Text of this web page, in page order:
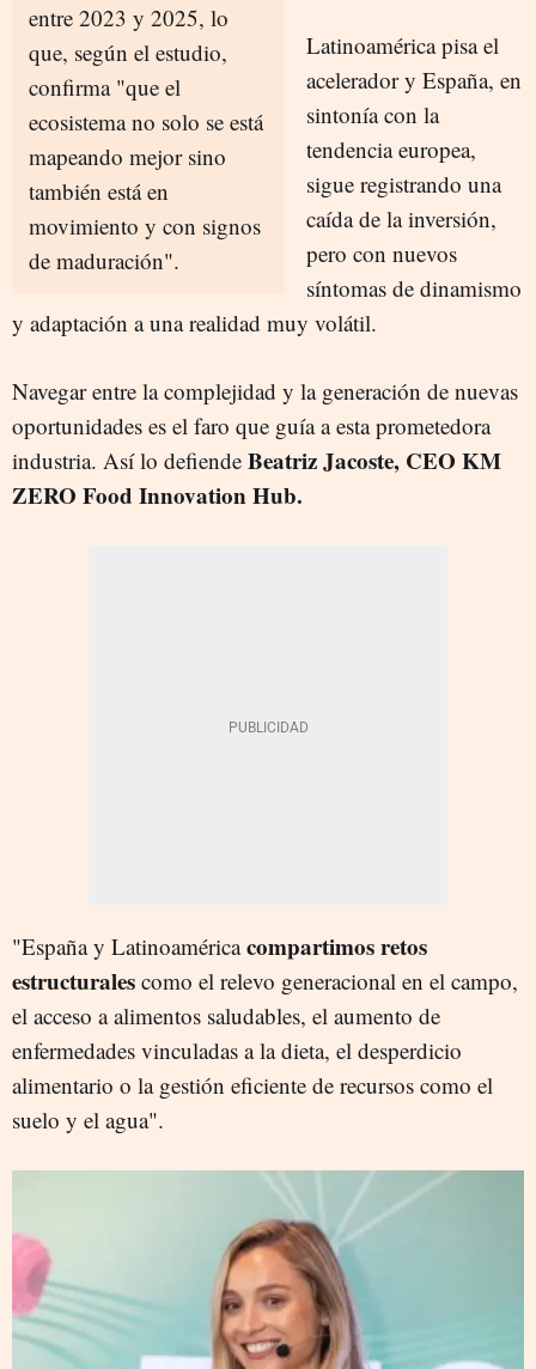
entre 2023 y 2025, lo
que, según el estudio,
confirma "que el
ecosistema no solo se está
mapeando mejor sino
también está en
movimiento y con signos
de maduración".
Latinoamérica pisa el
acelerador y España, en
sintonía con la
tendencia europea,
sigue registrando una
caída de la inversión,
pero con nuevos
síntomas de dinamismo
y adaptación a una realidad muy volátil.
Navegar entre la complejidad y la generación de nuevas
oportunidades es el faro que guía a esta prometedora
industria. Así lo defiende Beatriz Jacoste, CEO KM
ZERO Food Innovation Hub.
"España y Latinoaméricacompartimos retos
estructurales como el relevo generacional en el campo,
el acceso a alimentos saludables, el aumento de
enfermedades vinculadas a la dieta, el desperdicio
alimentario o la gestión eficiente de recursos como el
suelo y el agua".